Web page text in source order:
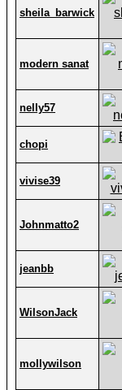
sheila_barwick
modern sanat
nelly57
chopi
vivise39
Johnmatto2
jeanbb
WilsonJack
mollywilson